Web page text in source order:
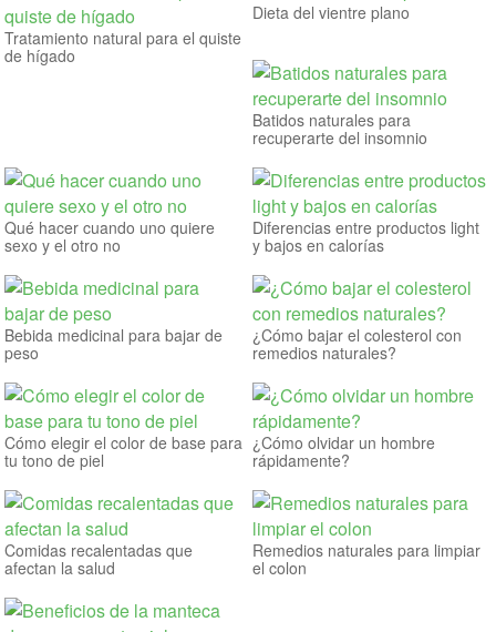
Tratamiento natural para el quiste
de hígado
Dieta del vientre plano
Batidos naturales para
recuperarte del insomnio
Qué hacer cuando uno quiere
sexo y el otro no
Diferencias entre productos light
y bajos en calorías
Bebida medicinal para bajar de
peso
¿Cómo bajar el colesterol con
remedios naturales?
Cómo elegir el color de base para
tu tono de piel
¿Cómo olvidar un hombre
rápidamente?
Comidas recalentadas que
afectan la salud
Remedios naturales para limpiar
el colon